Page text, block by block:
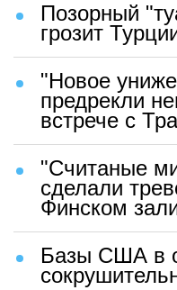
Позорный
грозит
"Новое
предрекли
встрече с
"Считаные
сделали
Финском
Базы США в